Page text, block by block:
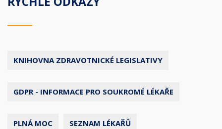
KNIHOVNA ZDRAVOTNICKÉ LEGISLATIVY
GDPR - INFORMACE PRO SOUKROMÉ LÉKAŘE
PLNÁ MOC SEZNAM LÉKAŘŮ